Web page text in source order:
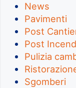
News
Pavimenti
Post
Post
Pulizia
Sgomberi